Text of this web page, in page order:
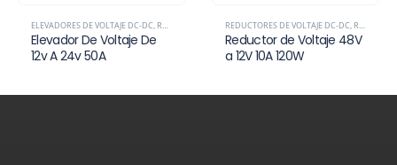
ELEVADORES DE VOLTAJE DC-DC, REDUCTORES Y ELEVADORES DE VOLTAJE DC-DC
Elevador De Voltaje De
12v A 24v 50A
REDUCTORES DE VOLTAJE DC-DC, REDUCTORES Y ELEVADORES DE VOLTAJE DC-DC
Reductor de Voltaje 48V
a 12V 10A 120W